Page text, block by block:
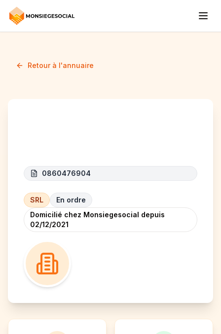
Retour à l'annuaire
0860476904
SRL
En ordre
Domicilié chez Monsiegesocial depuis
02/12/2021